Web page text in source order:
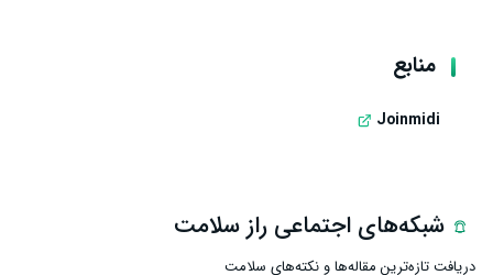
منابع
Joinmidi
شبکه‌های اجتماعی راز سلامت
دریافت تازه‌ترین مقاله‌ها و نکته‌های سلامت